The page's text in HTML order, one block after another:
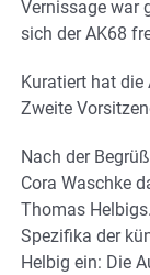
Vernissage war
sich der AK68
Kuratiert hat die
Zweite
Nach der
Cora Waschke
Thomas
Spezifika der
Helbig ein: Die